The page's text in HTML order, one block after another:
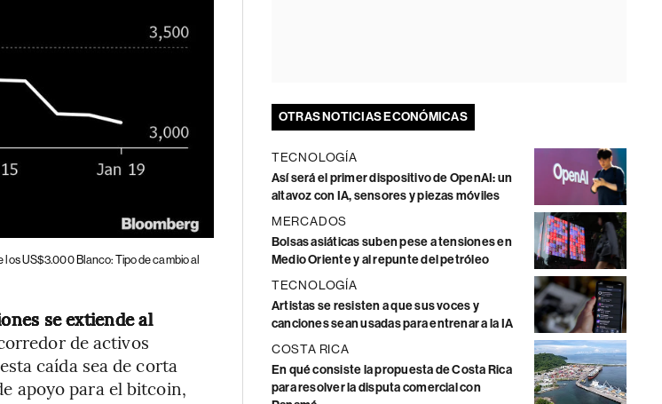
US$3.000 Blanco: Tipo de cambio al
se extiende al
de activos
caída sea de corta
apoyo para el bitcoin,
OTRAS NOTICIAS ECONÓMICAS
TECNOLOGÍA
Así será el primer dispositivo de OpenAI: un
altavoz con IA, sensores y piezas móviles
MERCADOS
Bolsas asiáticas suben pese a tensiones en
Medio Oriente y al repunte del petróleo
TECNOLOGÍA
Artistas se resisten a que sus voces y
canciones sean usadas para entrenar a la IA
COSTA RICA
En qué consiste la propuesta de Costa Rica
para resolver la disputa comercial con